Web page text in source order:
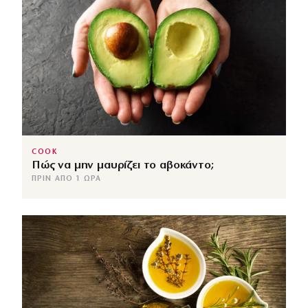
COOK
Πώς να μην μαυρίζει το αβοκάντο;
ΠΡΙΝ ΑΠΌ 1 ΏΡΑ